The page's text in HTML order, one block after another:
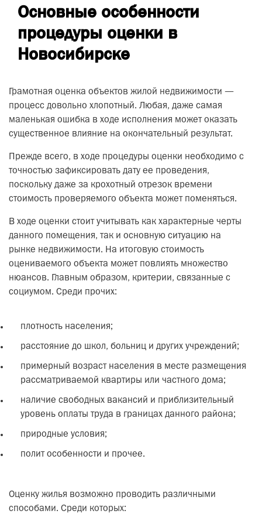
Основные особенности
процедуры оценки в
Новосибирске
Грамотная оценка объектов жилой недвижимости —
процесс довольно хлопотный. Любая, даже самая
маленькая ошибка в ходе исполнения может оказать
существенное влияние на окончательный результат.
Прежде всего, в ходе процедуры оценки необходимо с
точностью зафиксировать дату ее проведения,
поскольку даже за крохотный отрезок времени
стоимость проверяемого объекта может поменяться.
В ходе оценки стоит учитывать как характерные черты
данного помещения, так и основную ситуацию на
рынке недвижимости. На итоговую стоимость
оцениваемого объекта может повлиять множество
нюансов. Главным образом, критерии, связанные с
социумом. Среди прочих:
плотность населения;
расстояние до школ, больниц и других учреждений;
примерный возраст населения в месте размещения
рассматриваемой квартиры или частного дома;
наличие свободных вакансий и приблизительный
уровень оплаты труда в границах данного района;
природные условия;
полит особенности и прочее.
Оценку жилья возможно проводить различными
способами. Среди которых: